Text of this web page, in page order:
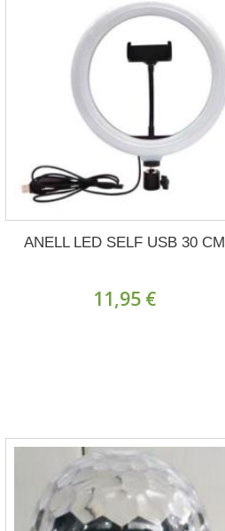
ANELL LED SELF USB 30 CM
11,95 €